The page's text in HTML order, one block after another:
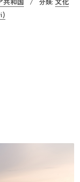
ようですが、その
で頭蓋骨や顎骨、
原人」（学名：ピ
掘当時は現生人類
人類の流れのうち
跡では石器も多く
加工を行っていた
ージする「原始
生活様式や文化的